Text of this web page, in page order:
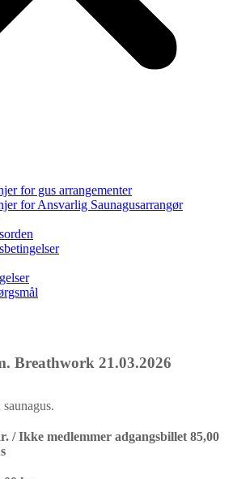
for gus arrangementer
for Ansvarlig Saunagusarrangør
Breathwork 21.03.2026
/ Ikke medlemmer adgangsbillet 85,00